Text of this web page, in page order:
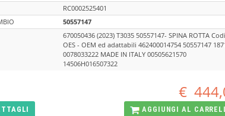
RC0002525401
50557147
670050436 (2023) T3035 50557147- SPINA ROTTA
OES - OEM ed adattabili 462400014754 50557147
0078033222 MADE IN ITALY 00505621570
14506H016507322
€
AGGIUNGI AL